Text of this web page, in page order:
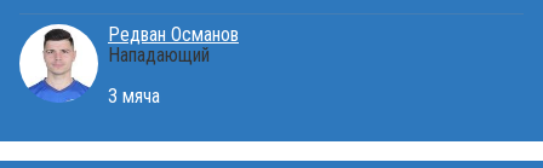
Редван Османов
Нападающий
3 мяча